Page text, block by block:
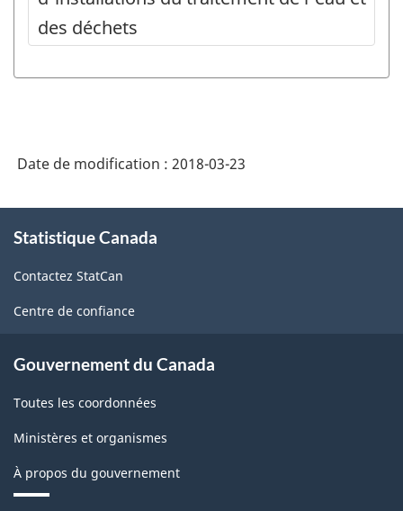
des déchets
Date de modification : 2018-03-23
propos
ce
site
Statistique Canada
Contactez StatCan
Centre de confiance
Gouvernement du Canada
Toutes les coordonnées
Ministères et organismes
À propos du gouvernement